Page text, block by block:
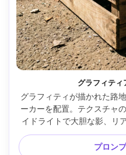
グラフィティ
グラフィティが描かれた路
ーカーを配置。テクスチャ
イドライトで大胆な影、リ
＋35mm・f/2.8・ドキュメ
なディ
プロン